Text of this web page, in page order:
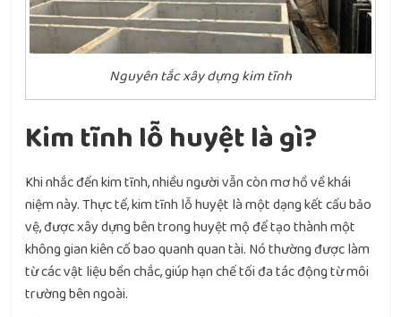
Nguyên tắc xây dựng kim tĩnh
Kim tĩnh lỗ huyệt là gì?
Khi nhắc đến kim tĩnh, nhiều người vẫn còn mơ hồ về khái
niệm này. Thực tế, kim tĩnh lỗ huyệt là một dạng kết cấu bảo
vệ, được xây dựng bên trong huyệt mộ để tạo thành một
không gian kiên cố bao quanh quan tài. Nó thường được làm
từ các vật liệu bền chắc, giúp hạn chế tối đa tác động từ môi
trường bên ngoài.